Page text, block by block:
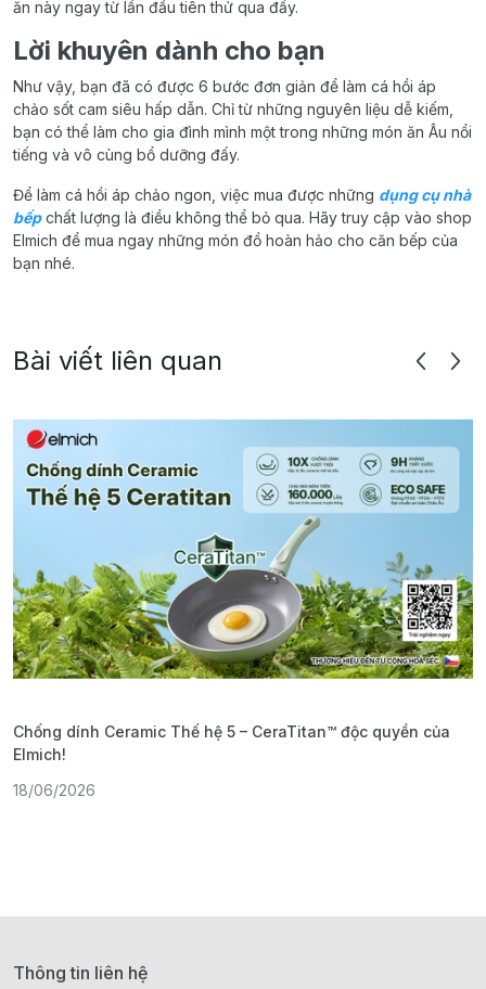
ăn này ngay từ lần đầu tiên thử qua đấy.
Lời khuyên dành cho bạn
Như vậy, bạn đã có được 6 bước đơn giản để làm cá hồi áp
chảo sốt cam siêu hấp dẫn. Chỉ từ những nguyên liệu dễ kiếm,
bạn có thể làm cho gia đình mình một trong những món ăn Âu nổi
tiếng và vô cùng bổ dưỡng đấy.
Để làm cá hồi áp chảo ngon, việc mua được những dụng cụ nhà
bếpchất lượng là điều không thể bỏ qua. Hãy truy cập vào shop
Elmich để mua ngay những món đồ hoàn hảo cho căn bếp của
bạn nhé.
Bài viết liên quan
Chống dính Ceramic Thế hệ 5 – CeraTitan™ độc quyền của
Elmich!
18/06/2026
Thông tin liên hệ